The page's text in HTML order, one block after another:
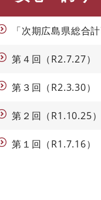
「次期広島県総合
第４回（R2.7.27）
第３回（R2.3.30）
第２回（R1.10.25）
第１回（R1.7.16）